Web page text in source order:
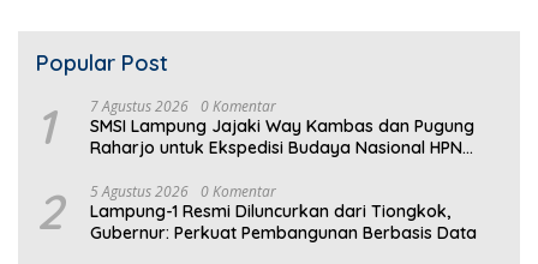
Popular Post
1 7 Agustus 2026 0 Komentar
SMSI Lampung Jajaki Way Kambas dan Pugung
Raharjo untuk Ekspedisi Budaya Nasional HPN
2 5 Agustus 2026 0 Komentar
Lampung-1 Resmi Diluncurkan dari Tiongkok,
Gubernur: Perkuat Pembangunan Berbasis Data